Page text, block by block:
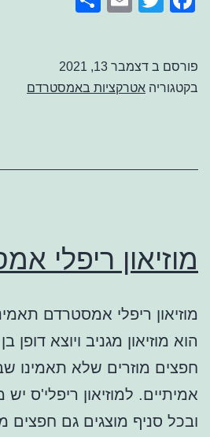
פורסם ב דצמבר 13, 2021
בקטגוריה אטרקציות באמסטרדם
מוזיאון ריפלי
מוזיאון ריפלי אמסטרדם
חפצים מוזרים שלא תאמינו
אמיתיים. למוזיאון ריפלי'ס
ובכל סניף מוצגים גם חפצים